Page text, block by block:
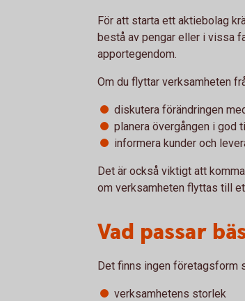
För att starta ett aktiebolag
bestå av pengar eller i vissa
apportegendom.
Om du flyttar verksamheten
diskutera förändringen
planera övergången i god
informera kunder och
Det är också viktigt att
om verksamheten flyttas till
Vad passar
Det finns ingen företagsform
verksamhetens storlek